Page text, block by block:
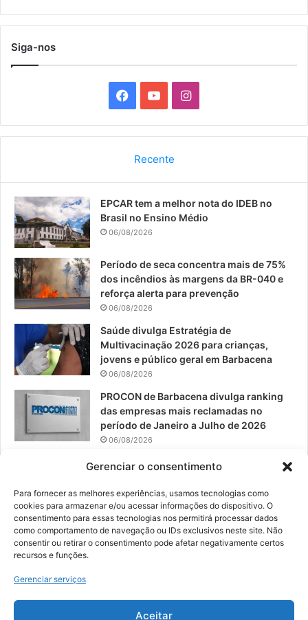
Gerenciar o consentimento
Para fornecer as melhores experiências, usamos tecnologias como
cookies para armazenar e/ou acessar informações do dispositivo. O
consentimento para essas tecnologias nos permitirá processar dados
como comportamento de navegação ou IDs exclusivos neste site. Não
consentir ou retirar o consentimento pode afetar negativamente certos
recursos e funções.
Gerenciar serviços
Aceitar
Siga-nos
a
b
o
o
o
u
e
I
n
a
r
Recente
EPCAR tem a melhor nota do IDEB no
Brasil no Ensino Médio
06/08/2026
Período de seca concentra mais de 75%
dos incêndios às margens da BR-040 e
reforça alerta para prevenção
06/08/2026
Saúde divulga Estratégia de
Multivacinação 2026 para crianças,
jovens e público geral em Barbacena
06/08/2026
PROCON de Barbacena divulga ranking
das empresas mais reclamadas no
período de Janeiro a Julho de 2026
06/08/2026
Prefeitura convoca organizações de
Resíduos Sólidos
05/08/2026
© 2026, Todos os direitos reservados | Desenvolvido por:
Digital Business| Hospedado por:NP Publicidade